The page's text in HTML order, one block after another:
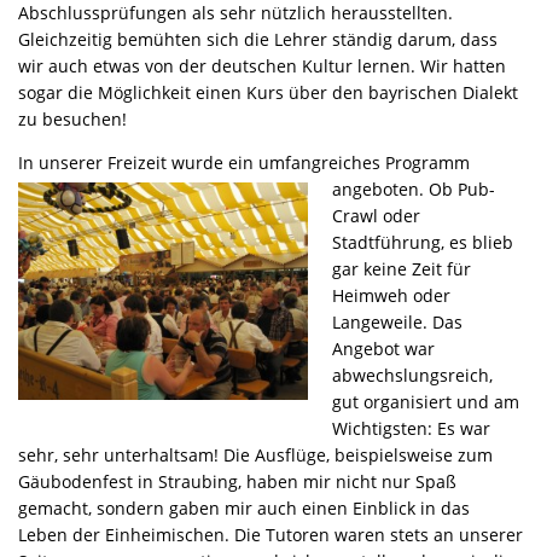
Abschlussprüfungen als sehr nützlich herausstellten.
Gleichzeitig bemühten sich die Lehrer ständig darum, dass
wir auch etwas von der deutschen Kultur lernen. Wir hatten
sogar die Möglichkeit einen Kurs über den bayrischen Dialekt
zu besuchen!
In unserer Freizeit wurde ein umfangreiches Programm
angeboten. Ob Pub-
Crawl oder
Stadtführung, es blieb
gar keine Zeit für
Heimweh oder
Langeweile. Das
Angebot war
abwechslungsreich,
gut organisiert und am
Wichtigsten: Es war
sehr, sehr unterhaltsam! Die Ausflüge, beispielsweise zum
Gäubodenfest in Straubing, haben mir nicht nur Spaß
gemacht, sondern gaben mir auch einen Einblick in das
Leben der Einheimischen. Die Tutoren waren stets an unserer